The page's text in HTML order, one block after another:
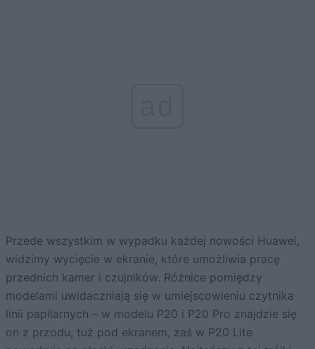
Przede wszystkim w wypadku każdej nowości Huawei,
widzimy wycięcie w ekranie, które umożliwia pracę
przednich kamer i czujników. Różnice pomiędzy
modelami uwidaczniają się w umiejscowieniu czytnika
linii papilarnych – w modelu P20 i P20 Pro znajdzie się
on z przodu, tuż pod ekranem, zaś w P20 Lite